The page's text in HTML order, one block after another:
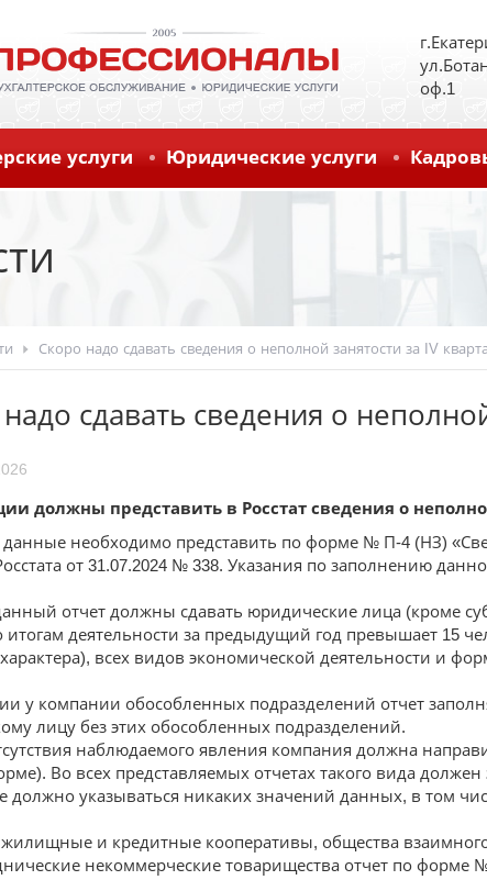
оф.1
услуги Юридические услуги
Скоро надо сдавать сведения о неполной занятости за IV
сдавать сведения о
должны представить в Росстат сведения о
необходимо представить по форме № П-4 (НЗ)
от 31.07.2024 № 338. Указания по заполнению
отчет должны сдавать юридические лица (кроме
итогам деятельности за предыдущий год превышает 15
всех видов экономической деятельности и
у компании обособленных подразделений отчет
лицу без этих обособленных подразделений.
наблюдаемого явления компания должна
Во всех представляемых отчетах такого вида
должно указываться никаких значений данных, в том
и кредитные кооперативы, общества
некоммерческие товарищества отчет по форме